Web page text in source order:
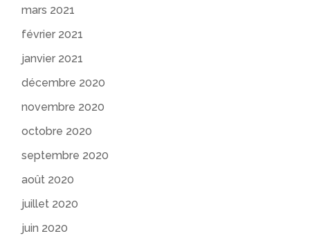
mars 2021
février 2021
janvier 2021
décembre 2020
novembre 2020
octobre 2020
septembre 2020
août 2020
juillet 2020
juin 2020